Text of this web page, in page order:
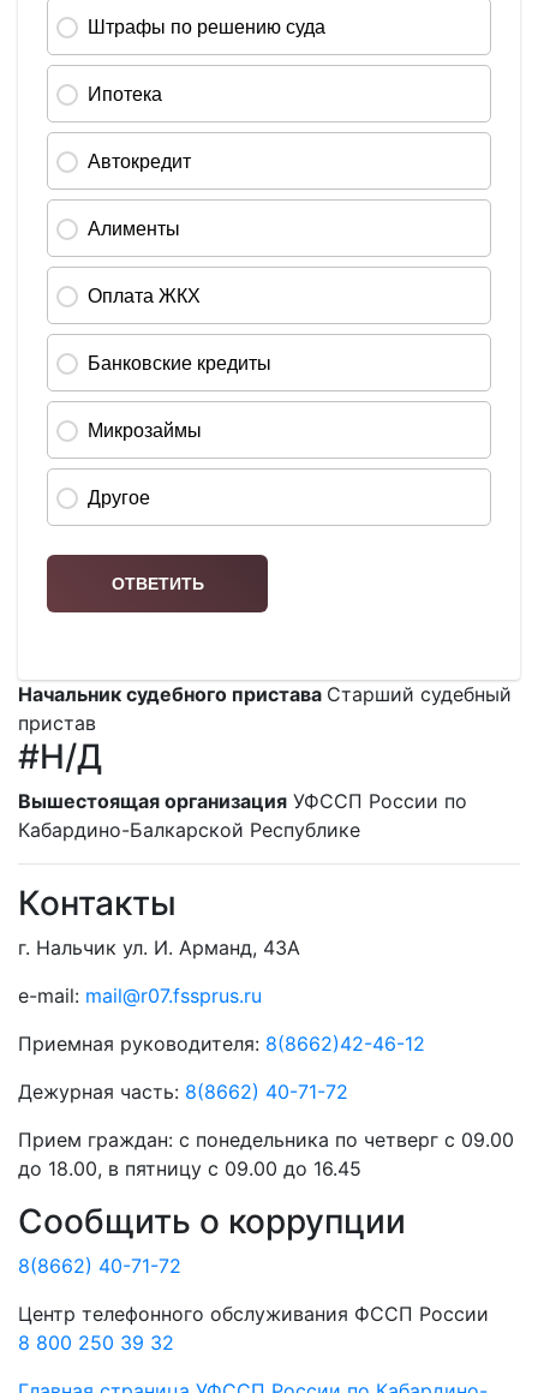
Начальник судебного пристава Старший судебный
пристав
#Н/Д
Вышестоящая организация УФССП России по
Кабардино-Балкарской Республике
Контакты
г. Нальчик ул. И. Арманд, 43А
e-mail: mail@r07.fssprus.ru
Приемная руководителя: 8(8662)42-46-12
Дежурная часть: 8(8662) 40-71-72
Прием граждан: с понедельника по четверг с 09.00
до 18.00, в пятницу с 09.00 до 16.45
Сообщить о коррупции
8(8662) 40-71-72
Центр телефонного обслуживания ФССП России
8 800 250 39 32